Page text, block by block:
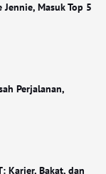
Jennie, Masuk Top 5
Perjalanan,
Karier, Bakat, dan